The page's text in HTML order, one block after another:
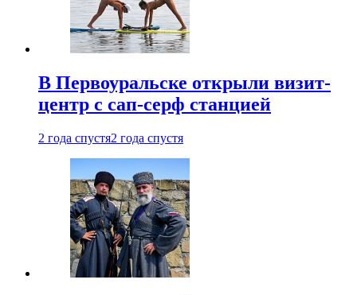
В Первоуральске открыли визит-
центр с сап-серф станцией
2 года спустя2 года спустя